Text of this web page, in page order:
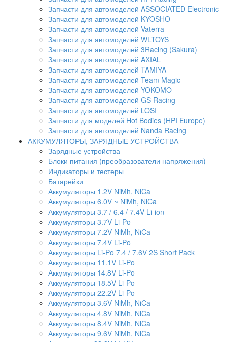
Запчасти для автомоделей ASSOCIATED Electronic
Запчасти для автомоделей KYOSHO
Запчасти для автомоделей Vaterra
Запчасти для автомоделей WLTOYS
Запчасти для автомоделей 3Racing (Sakura)
Запчасти для автомоделей AXIAL
Запчасти для автомоделей TAMIYA
Запчасти для автомоделей Team Magic
Запчасти для автомоделей YOKOMO
Запчасти для автомоделей GS Racing
Запчасти для автомоделей LOSI
Запчасти для моделей Hot Bodies (HPI Europe)
Запчасти для автомоделей Nanda Racing
АККУМУЛЯТОРЫ, ЗАРЯДНЫЕ УСТРОЙСТВА
Зарядные устройства
Блоки питания (преобразователи напряжения)
Индикаторы и тестеры
Батарейки
Аккумуляторы 1.2V NiMh, NiCa
Аккумуляторы 6.0V ~ NiMh, NiCa
Аккумуляторы 3.7 / 6.4 / 7.4V Li-ion
Аккумуляторы 3.7V Li-Po
Аккумуляторы 7.2V NiMh, NiCa
Аккумуляторы 7.4V Li-Po
Аккумуляторы Li-Po 7.4 / 7.6V 2S Short Pack
Аккумуляторы 11.1V Li-Po
Аккумуляторы 14.8V Li-Po
Аккумуляторы 18.5V Li-Po
Аккумуляторы 22.2V Li-Po
Аккумуляторы 3.6V NiMh, NiCa
Аккумуляторы 4.8V NiMh, NiCa
Аккумуляторы 8.4V NiMh, NiCa
Аккумуляторы 9.6V NiMh, NiCa